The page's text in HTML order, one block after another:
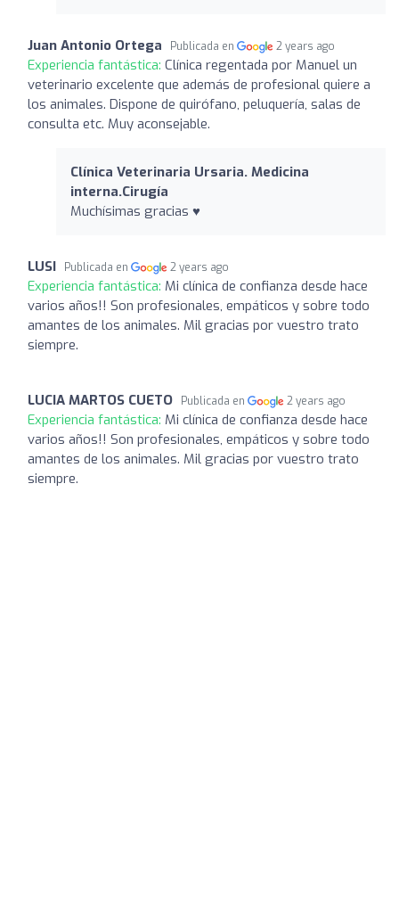
Juan Antonio Ortega Publicada en 2 years ago
Experiencia fantástica: Clínica regentada por Manuel un
veterinario excelente que además de profesional quiere a
los animales. Dispone de quirófano, peluquería, salas de
consulta etc. Muy aconsejable.
Clínica Veterinaria Ursaria. Medicina
interna.Cirugía
Muchísimas gracias ♥️
LUSI Publicada en 2 years ago
Experiencia fantástica: Mi clínica de confianza desde hace
varios años!! Son profesionales, empáticos y sobre todo
amantes de los animales. Mil gracias por vuestro trato
siempre.
LUCIA MARTOS CUETO Publicada en 2 years ago
Experiencia fantástica: Mi clínica de confianza desde hace
varios años!! Son profesionales, empáticos y sobre todo
amantes de los animales. Mil gracias por vuestro trato
siempre.